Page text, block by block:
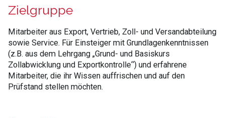
Zielgruppe
Mitarbeiter aus Export, Vertrieb, Zoll- und Versandabteilung
sowie Service. Für Einsteiger mit Grundlagenkenntnissen
(z.B. aus dem Lehrgang „Grund- und Basiskurs
Zollabwicklung und Exportkontrolle“) und erfahrene
Mitarbeiter, die ihr Wissen auffrischen und auf den
Prüfstand stellen möchten.